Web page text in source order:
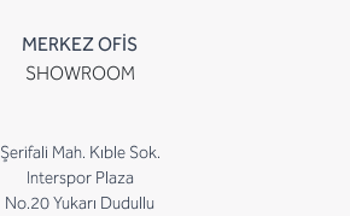
MERKEZ OFİS
SHOWROOM
Şerifali Mah. Kıble Sok.
Interspor Plaza
No.20 Yukarı Dudullu